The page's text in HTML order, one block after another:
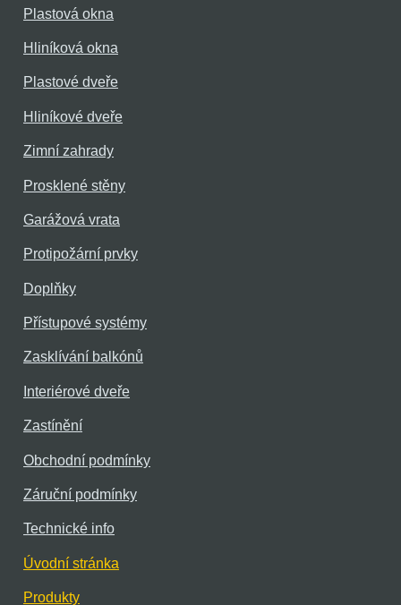
Plastová okna
Hliníková okna
Plastové dveře
Hliníkové dveře
Zimní zahrady
Prosklené stěny
Garážová vrata
Protipožární prvky
Doplňky
Přístupové systémy
Zasklívání balkónů
Interiérové dveře
Zastínění
Obchodní podmínky
Záruční podmínky
Technické info
Úvodní stránka
Produkty